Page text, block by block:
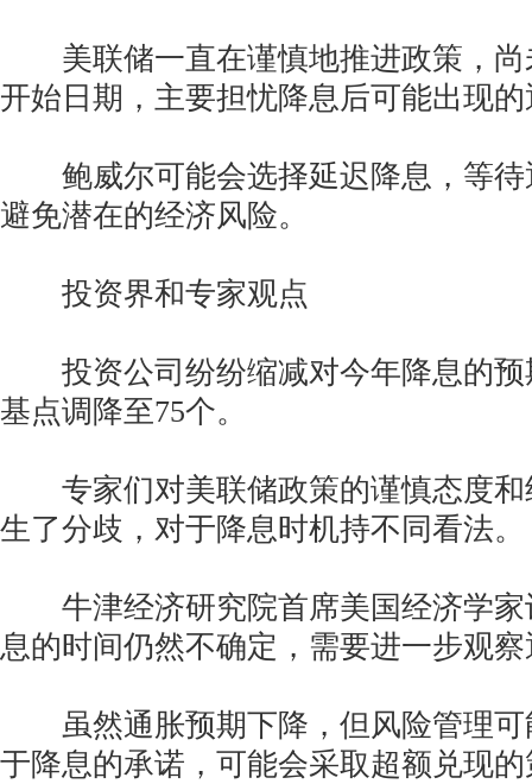
美联储一直在谨慎地推进政策，尚
开始日期，主要担忧降息后可能出现
鲍威尔可能会选择延迟降息，等待
避免潜在的经济风险。
投资界和专家观点
投资公司纷纷缩减对今年降息的预
基点调降至75个。
专家们对美联储政策的谨慎态度和
生了分歧，对于降息时机持不同看法。
牛津经济研究院首席美国经济学家
息的时间仍然不确定，需要进一步观
虽然通胀预期下降，但风险管理可
于降息的承诺，可能会采取超额兑现